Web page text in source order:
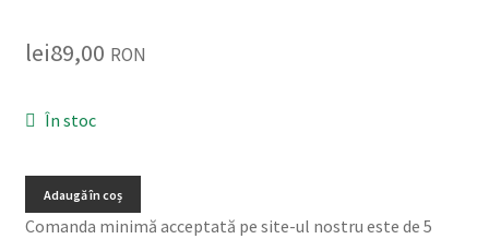
lei89,00 RON
În stoc
Adaugă în coș
Comanda minimă acceptată pe site-ul nostru este de 5